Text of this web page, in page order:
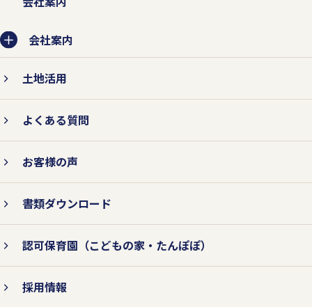
会社案内
土地活用
よくある質問
お客様の声
書類ダウンロード
認可保育園 （こどもの家・たんぽぽ）
採用情報